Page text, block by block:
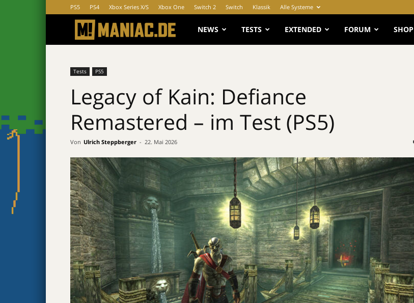
PS5 PS4 Xbox Series X/S Xbox One Switch 2 Switch Klassik Alle Systeme
MANIAC.de
NEWS TESTS EXTENDED FORUM SHOP
Tests PS5
Legacy of Kain: Defiance
Remastered – im Test (PS5)
Von Ulrich Steppberger - 22. Mai 2026